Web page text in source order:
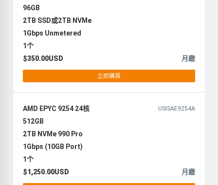
96GB
2TB SSD或2TB NVMe
1Gbps Unmetered
1个
$350.00USD
月繳
立即購買
AMD EPYC 9254 24核 USISAE9254A
512GB
2TB NVMe 990 Pro
1Gbps (10GB Port)
1个
$1,250.00USD
月繳